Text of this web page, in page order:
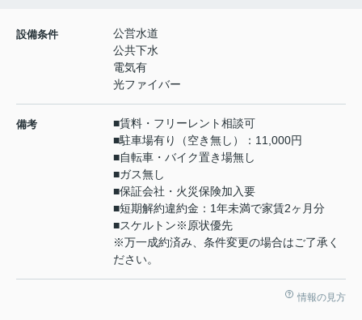
設備条件
公営水道
公共下水
電気有
光ファイバー
備考
■賃料・フリーレント相談可
■駐車場有り（空き無し）：11,000円
■自転車・バイク置き場無し
■ガス無し
■保証会社・火災保険加入要
■短期解約違約金：1年未満で家賃2ヶ月分
■スケルトン※原状優先
※万一成約済み、条件変更の場合はご了承く
ださい。
情報の見方